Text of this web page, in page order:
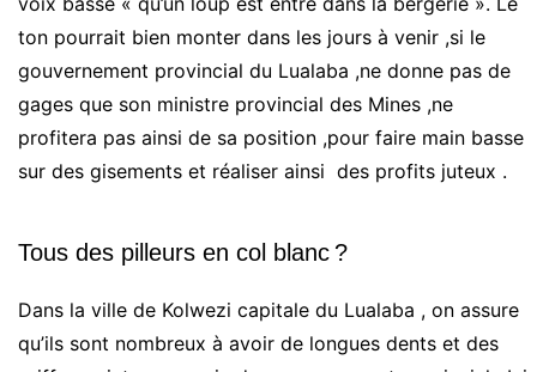
ton pourrait bien monter dans les jours à venir ,si le
gouvernement provincial du Lualaba ,ne donne pas de
gages que son ministre provincial des Mines ,ne
profitera pas ainsi de sa position ,pour faire main basse
sur des gisements et réaliser ainsi des profits juteux .
Tous des pilleurs en col blanc ?
Dans la ville de Kolwezi capitale du Lualaba , on assure
qu’ils sont nombreux à avoir de longues dents et des